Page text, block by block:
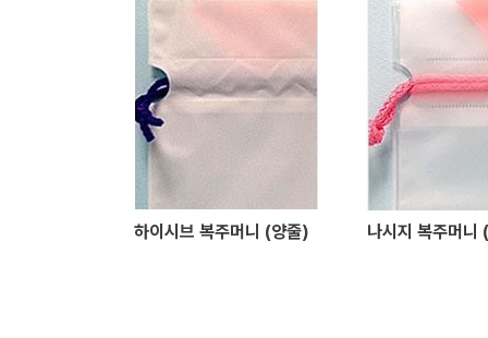
하이시브 복주머니 (양줄) 나시지 복주머니